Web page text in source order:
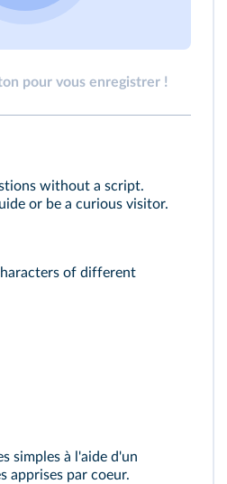
pour vous enregistrer !
without a script.
or be a curious visitor.
of different
simples à l'aide d'un
apprises par coeur.